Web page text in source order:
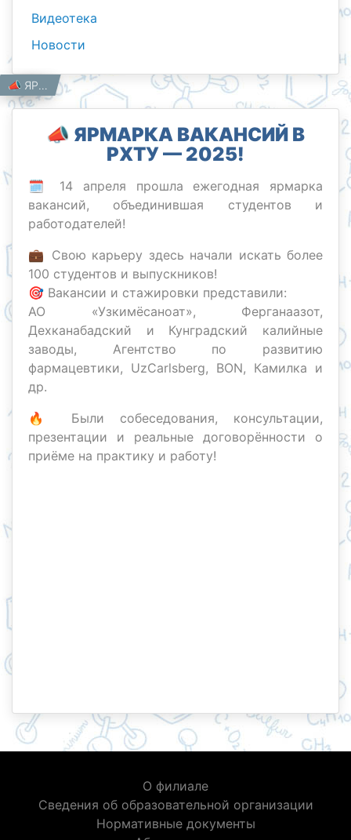
Видеотека
Новости
Главная
Работникам
Новости 📣 ЯРМАРКА ВАКАНСИЙ В РХТУ — 2025!
📣 ЯРМАРКА ВАКАНСИЙ В
РХТУ — 2025!
🗓 14 апреля прошла ежегодная ярмарка
вакансий, объединившая студентов и
работодателей!
💼 Свою карьеру здесь начали искать более
100 студентов и выпускников!
🎯 Вакансии и стажировки представили:
АО «Узкимёсаноат», Ферганаазот,
Дехканабадский и Кунградский калийные
заводы, Агентство по развитию
фармацевтики, UzCarlsberg, BON, Камилка и
др.
🔥 Были собеседования, консультации,
презентации и реальные договорённости о
приёме на практику и работу!
О филиале
Сведения об образовательной организации
Нормативные документы